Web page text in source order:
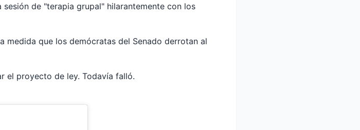
de "terapia grupal" hilarantemente con los
que los demócratas del Senado derrotan al
el proyecto de ley. Todavía falló.